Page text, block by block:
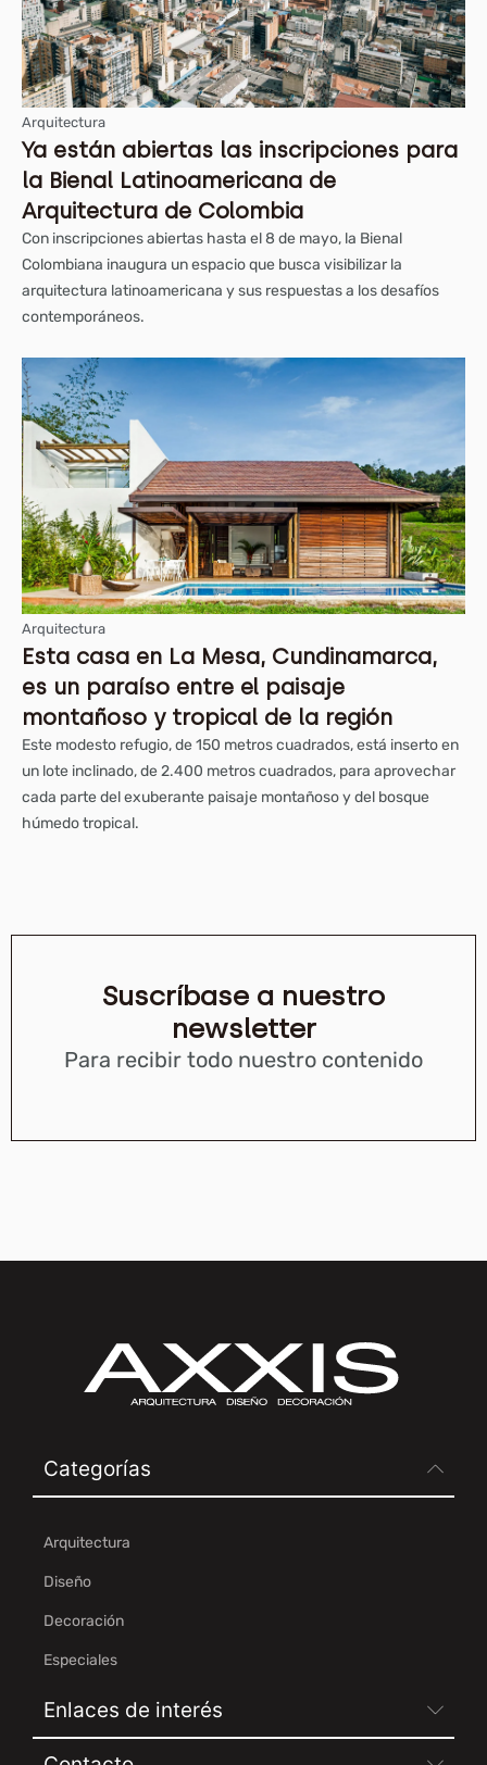
Arquitectura
Ya están abiertas las inscripciones para
la Bienal Latinoamericana de
Arquitectura de Colombia
Con inscripciones abiertas hasta el 8 de mayo, la Bienal
Colombiana inaugura un espacio que busca visibilizar la
arquitectura latinoamericana y sus respuestas a los desafíos
contemporáneos.
Arquitectura
Esta casa en La Mesa, Cundinamarca,
es un paraíso entre el paisaje
montañoso y tropical de la región
Este modesto refugio, de 150 metros cuadrados, está inserto en
un lote inclinado, de 2.400 metros cuadrados, para aprovechar
cada parte del exuberante paisaje montañoso y del bosque
húmedo tropical.
Suscríbase a nuestro
newsletter
Para recibir todo nuestro contenido
Categorías
Arquitectura
Diseño
Decoración
Especiales
Enlaces de interés